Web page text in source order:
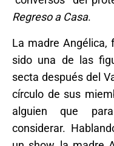
Regreso a Casa.
La madre Angélica,
sido una de las
secta después del
círculo de sus
alguien que
considerar.